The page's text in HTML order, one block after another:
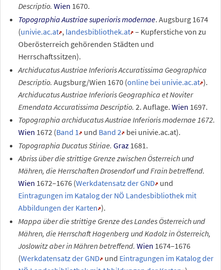
Descriptio. Wien 1670.
Topographia Austriae superioris modernae. Augsburg 1674
(univie.ac.at , landesbibliothek.at – Kupferstiche von zu
Oberösterreich gehörenden Städten und
Herrschaftssitzen).
Archiducatus Austriae Inferioris Accuratissima Geographica
Descriptio. Augsburg/Wien 1670 (online bei univie.ac.at ).
Archiducatus Austriae Inferioris Geographica et Noviter
Emendata Accuratissima Descriptio. 2. Auflage. Wien 1697.
Topographia archiducatus Austriae Inferioris modernae 1672.
Wien 1672 (Band 1 und Band 2 bei univie.ac.at).
Topographia Ducatus Stiriae. Graz1681.
Abriss über die strittige Grenze zwischen Österreich und
Mähren, die Herrschaften Drosendorf und Frain betreffend.
Wien 1672–1676 (Werkdatensatz der GND und
Eintragungen im Katalog der NÖ Landesbibliothek mit
Abbildungen der Karten ).
Mappa über die strittige Grenze des Landes Österreich und
Mähren, die Herrschaft Hagenberg und Kadolz in Österreich,
Joslowitz aber in Mähren betreffend. Wien 1674–1676
(Werkdatensatz der GND und Eintragungen im Katalog der